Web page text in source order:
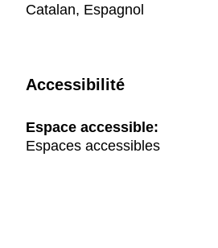
Catalan, Espagnol
Accessibilité
Espace accessible:
Espaces accessibles